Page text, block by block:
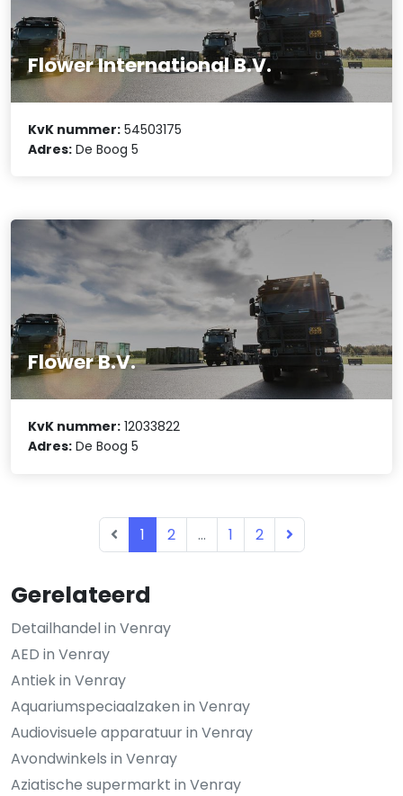
Gerelateerd
Detailhandel in Venray
AED in Venray
Antiek in Venray
Aquariumspeciaalzaken in Venray
Audiovisuele apparatuur in Venray
Avondwinkels in Venray
Aziatische supermarkt in Venray
Flower International B.V.
KvK nummer: 54503175
Adres: De Boog 5
Flower B.V.
KvK nummer: 12033822
Adres: De Boog 5
1 2 ... 1 2